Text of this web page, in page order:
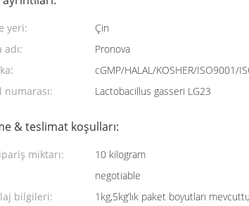
yeri:
Çin
adı:
Pronova
cGMP/HALAL/KOSHER/ISO9001/
numarası:
Lactobacillus gasseri LG23
& teslimat koşulları:
miktarı:
10 kilogram
negotiable
bilgileri:
1kg,5kg’lık paket boyutları